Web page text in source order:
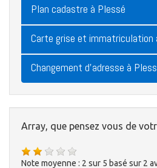
Plan cadastre à Plessé
Carte grise et immatriculation
Changement d'adresse à
Array, que pensez vous de
Note moyenne : 2 sur 5 basé sur 2